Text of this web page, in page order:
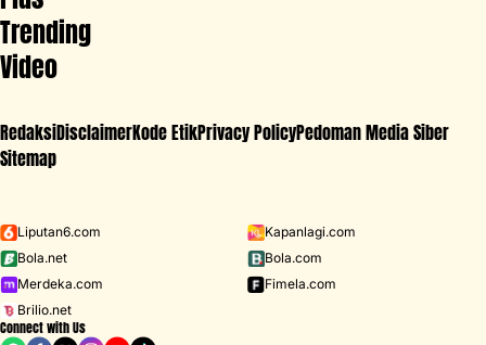
Iklan - Scroll ke bawah untuk melanjutkan
Trending
Video
RedaksiDisclaimerKode EtikPrivacy PolicyPedoman Media Siber
Sitemap
Liputan6.com
Kapanlagi.com
Bola.net
Bola.com
Merdeka.com
Fimela.com
Brilio.net
Connect with Us
D ACADEMY 8 Raisa